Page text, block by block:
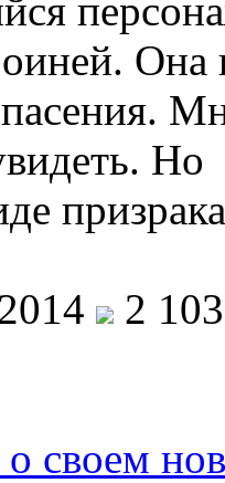
2
своем